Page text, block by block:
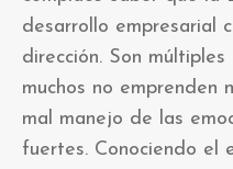
desarrollo empresarial
dirección. Son
muchos no emprenden
mal manejo de las
fuertes. Conociendo el